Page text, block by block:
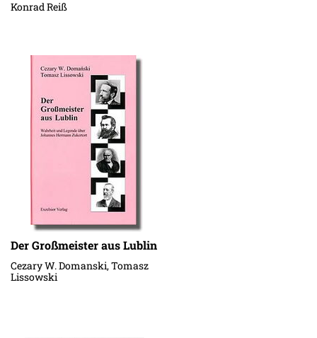
Schachdorfes Ströbeck
Konrad Reiß
Der Großmeister aus Lublin
Cezary W. Domanski, Tomasz
Lissowski